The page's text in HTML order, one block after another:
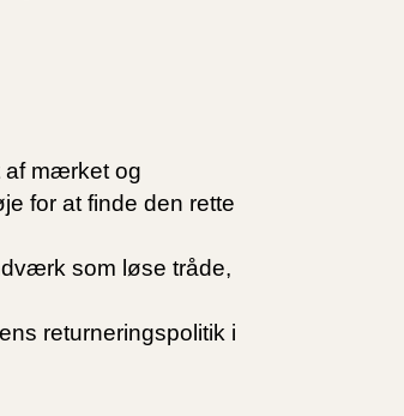
af mærket og
for at finde den rette
som løse tråde,
returneringspolitik i